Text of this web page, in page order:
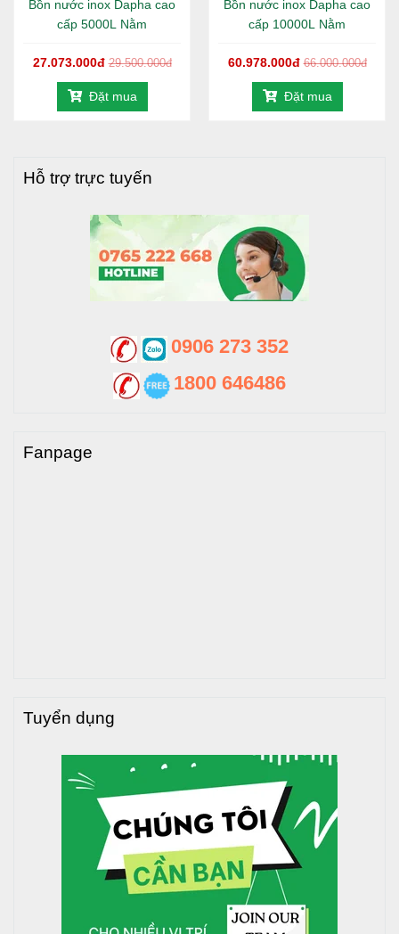
Bồn nước inox Dapha cao
cấp 5000L Nằm
27.073.000đ 29.500.000đ
Đặt mua
Bồn nước inox Dapha cao
cấp 10000L Nằm
60.978.000đ 66.000.000đ
Đặt mua
Hỗ trợ trực tuyến
0906 273 352
1800 646486
Fanpage
Tuyển dụng